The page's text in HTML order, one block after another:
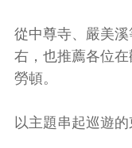
從中尊寺、嚴美
右，也推薦各位
勞頓。
以主題串起巡遊